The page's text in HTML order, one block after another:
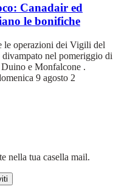
Canadair ed
le bonifiche
le operazioni dei Vigili del
nel pomeriggio di
e Monfalcone .
9 agosto 2
nella tua casella mail.